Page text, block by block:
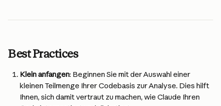
Best Practices
Klein anfangen: Beginnen Sie mit der Auswahl einer
kleinen Teilmenge Ihrer Codebasis zur Analyse. Dies hilft
Ihnen, sich damit vertraut zu machen, wie Claude Ihren